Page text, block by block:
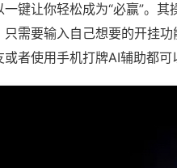
键让你轻松成为“必赢”。
只需要输入自己想要的开挂
者使用手机打牌AI辅助都可